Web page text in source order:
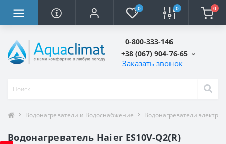
0 0 0
0-800-333-146
+38 (067) 904-76-65
Заказать звонок
Водонагреватели и Водоснабжение Водонагреватели
Водонагреватель Haier ES10V-Q2(R)